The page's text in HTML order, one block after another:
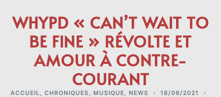
WHYPD « CAN’T WAIT TO
BE FINE » RÉVOLTE ET
AMOUR À CONTRE-
COURANT
ACCUEIL CHRONIQUES MUSIQUE NEWS
18/06/2021